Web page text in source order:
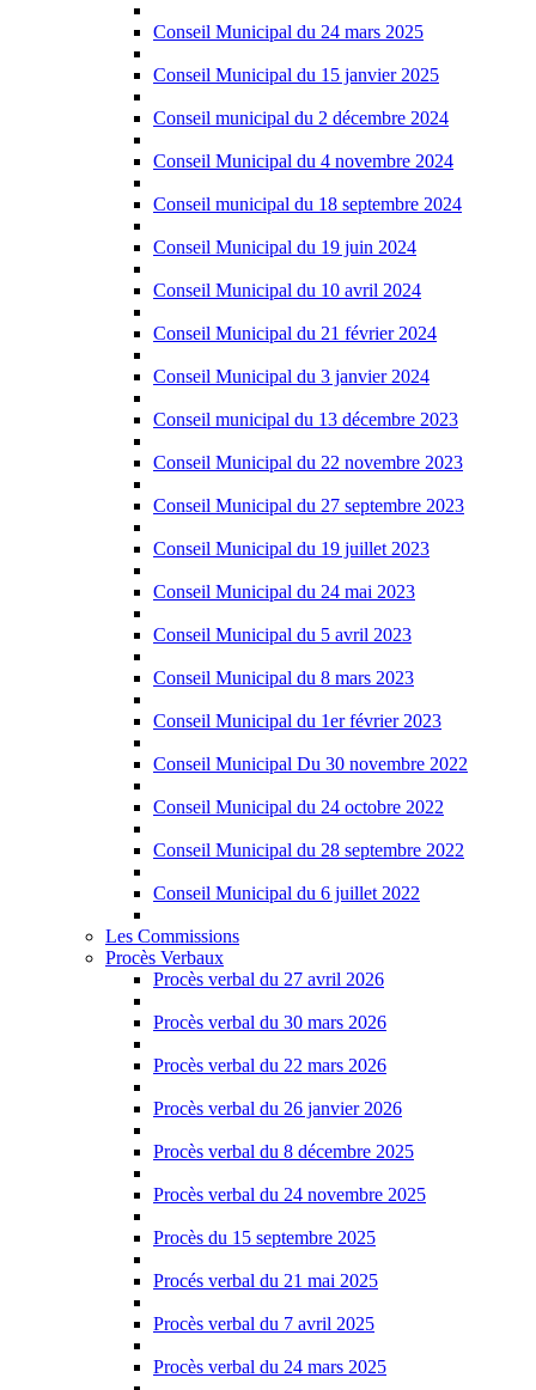
Conseil Municipal du 24 mars 2025
Conseil Municipal du 15 janvier 2025
Conseil municipal du 2 décembre 2024
Conseil Municipal du 4 novembre 2024
Conseil municipal du 18 septembre 2024
Conseil Municipal du 19 juin 2024
Conseil Municipal du 10 avril 2024
Conseil Municipal du 21 février 2024
Conseil Municipal du 3 janvier 2024
Conseil municipal du 13 décembre 2023
Conseil Municipal du 22 novembre 2023
Conseil Municipal du 27 septembre 2023
Conseil Municipal du 19 juillet 2023
Conseil Municipal du 24 mai 2023
Conseil Municipal du 5 avril 2023
Conseil Municipal du 8 mars 2023
Conseil Municipal du 1er février 2023
Conseil Municipal Du 30 novembre 2022
Conseil Municipal du 24 octobre 2022
Conseil Municipal du 28 septembre 2022
Conseil Municipal du 6 juillet 2022
Les Commissions
Procès Verbaux
Procès verbal du 27 avril 2026
Procès verbal du 30 mars 2026
Procès verbal du 22 mars 2026
Procès verbal du 26 janvier 2026
Procès verbal du 8 décembre 2025
Procès verbal du 24 novembre 2025
Procès du 15 septembre 2025
Procés verbal du 21 mai 2025
Procès verbal du 7 avril 2025
Procès verbal du 24 mars 2025